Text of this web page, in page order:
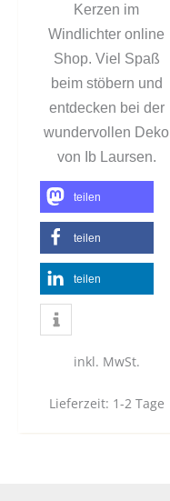
Kerzen im
Windlichter online
Shop. Viel Spaß
beim stöbern und
entdecken bei der
wundervollen Deko
von Ib Laursen.
teilen
teilen
teilen
inkl. MwSt.
Lieferzeit: 1-2 Tage